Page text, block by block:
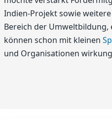
Indien-Projekt sowie
Bereich der
können schon mit kleinen
und Organisationen